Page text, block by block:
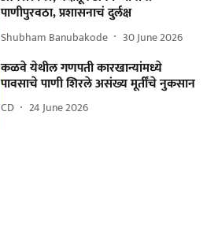
पाणीपुरवठा, प्रशासनाचं दुर्लक्ष
Shubham Banubakode 30 June 2026
कळवे येथील गणपती कारखान्यांमध्ये
पावसाचे पाणी शिरले असंख्य मूर्तींचे नुकसान
CD 24 June 2026